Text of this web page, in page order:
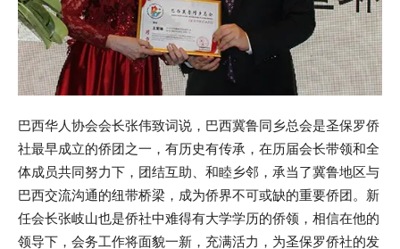
巴西华人协会会长张伟致词说，巴西冀鲁同乡总会是圣保罗侨
社最早成立的侨团之一，有历史有传承，在历届会长带领和全
体成员共同努力下，团结互助、和睦乡邻，承当了冀鲁地区与
巴西交流沟通的纽带桥梁，成为侨界不可或缺的重要侨团。新
任会长张岐山也是侨社中难得有大学学历的侨领，相信在他的
领导下，会务工作将面貌一新，充满活力，为圣保罗侨社的发